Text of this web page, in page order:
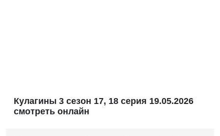
Кулагины 3 сезон 17, 18 серия 19.05.2026
смотреть онлайн